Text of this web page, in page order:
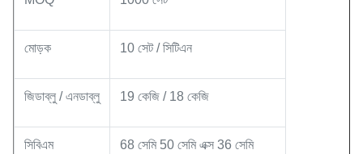
মোড়ক 10 সেট / সিটিএন
জিডাব্লু / এনডাব্লু 19 কেজি / 18 কেজি
সিবিএম 68 সেমি 50 সেমি এক্স 36 সেমি